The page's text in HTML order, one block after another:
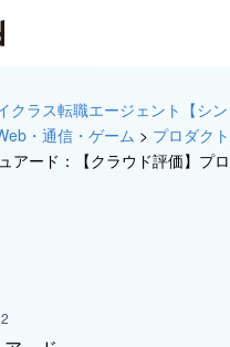
クラス転職エージェント【シン
・通信・ゲーム > プロダク
アード：【クラウド評価】プ